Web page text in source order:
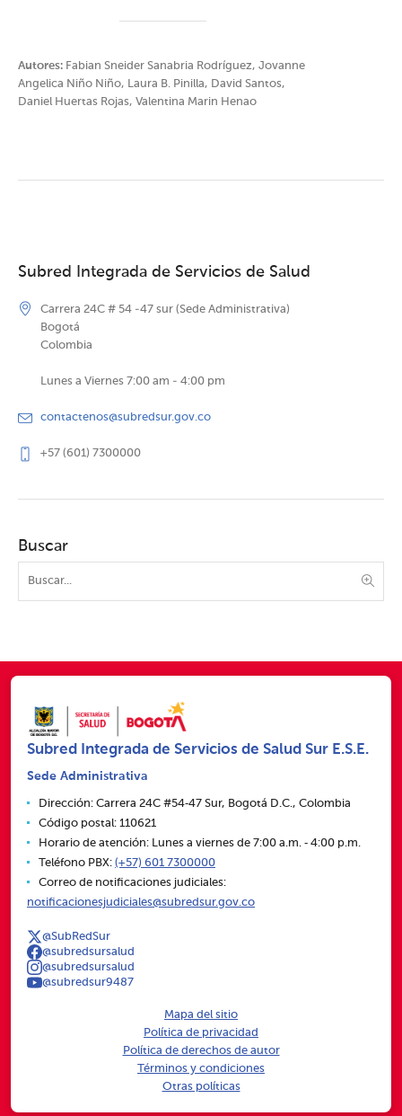
Autores: Fabian Sneider Sanabria Rodríguez, Jovanne
Angelica Niño Niño, Laura B. Pinilla, David Santos,
Daniel Huertas Rojas, Valentina Marin Henao
Subred Integrada de Servicios de Salud
Carrera 24C # 54 -47 sur (Sede Administrativa)
Bogotá
Colombia
Lunes a Viernes 7:00 am - 4:00 pm
contactenos@subredsur.gov.co
+57 (601) 7300000
Buscar
Subred Integrada de Servicios de Salud Sur E.S.E.
Sede Administrativa
Dirección: Carrera 24C #54‑47 Sur, Bogotá D.C., Colombia
Código postal: 110621
Horario de atención: Lunes a viernes de 7:00 a.m. ‑ 4:00 p.m.
Teléfono PBX: (+57) 601 7300000
Correo de notificaciones judiciales:
notificacionesjudiciales@subredsur.gov.co
@SubRedSur
@subredsursalud
@subredsursalud
@subredsur9487
Mapa del sitio
Política de privacidad
Política de derechos de autor
Términos y condiciones
Otras políticas